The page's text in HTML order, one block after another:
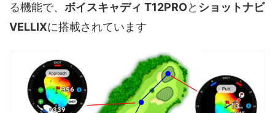
る機能で、 ボイスキャディ T12PROと ショットナビ
VELLIXに搭載されています